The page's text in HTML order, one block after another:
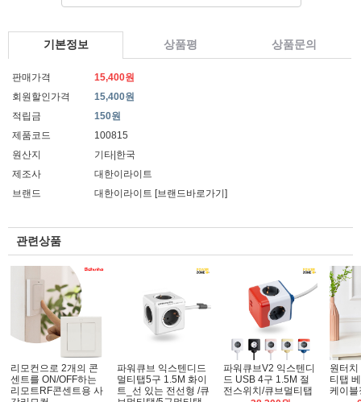
기본정보 상품평 상품문의
판매가격
15,400원
회원할인가격
15,400원
적립금
150원
제품코드
100815
원산지
기타|한국
제조사
대한이라이트
브랜드
대한이라이트 [브랜드바로가기]
관련상품
리모컨으로 2개의 콘
센트를 ON/OFF하는
리모트RF콘센트용 사
파워큐브 익스텐디드
멀티탭5구 1.5M 화이
트_선 있는 전선형 /큐
파워큐브V2 익스텐디
드 USB 4구 1.5M 절
전스위치/큐브멀티탭
원터
티탭
케이블